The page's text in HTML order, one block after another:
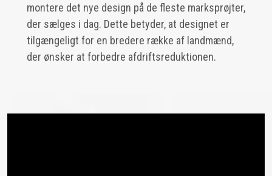
montere det nye design på de fleste marksprøjter,
der sælges i dag. Dette betyder, at designet er
tilgængeligt for en bredere række af landmænd,
der ønsker at forbedre afdriftsreduktionen.